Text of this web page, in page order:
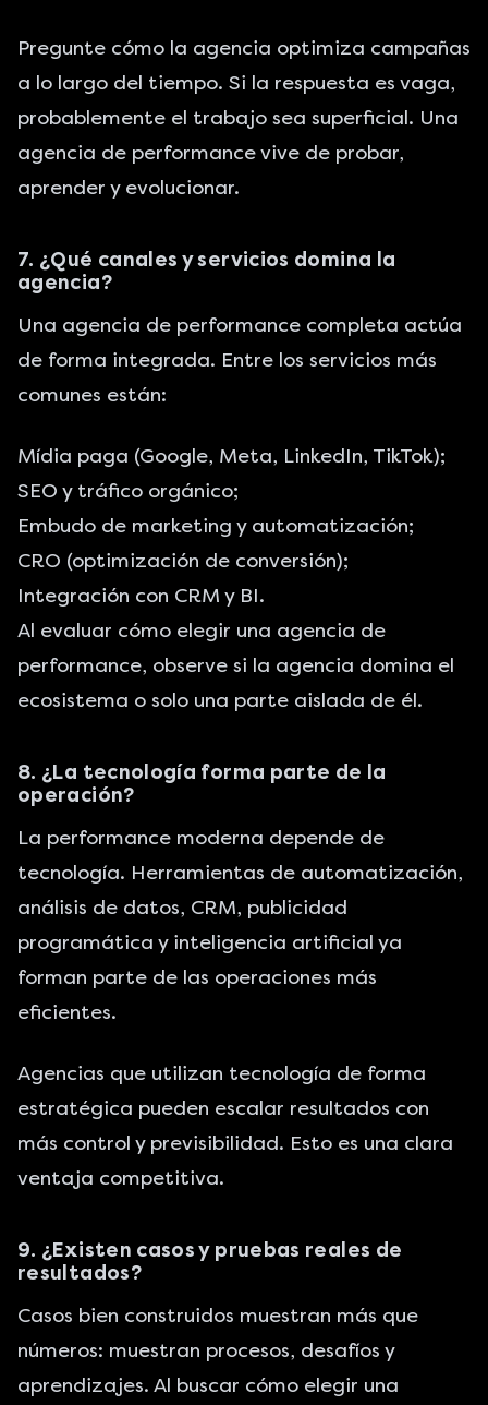
Pregunte cómo la agencia optimiza campañas
a lo largo del tiempo. Si la respuesta es vaga,
probablemente el trabajo sea superficial. Una
agencia de performance vive de probar,
aprender y evolucionar.
7. ¿Qué canales y servicios domina la
agencia?
Una agencia de performance completa actúa
de forma integrada. Entre los servicios más
comunes están:
Mídia paga (Google, Meta, LinkedIn, TikTok);
SEO y tráfico orgánico;
Embudo de marketing y automatización;
CRO (optimización de conversión);
Integración con CRM y BI.
Al evaluar cómo elegir una agencia de
performance, observe si la agencia domina el
ecosistema o solo una parte aislada de él.
8. ¿La tecnología forma parte de la
operación?
La performance moderna depende de
tecnología. Herramientas de automatización,
análisis de datos, CRM, publicidad
programática y inteligencia artificial ya
forman parte de las operaciones más
eficientes.
Agencias que utilizan tecnología de forma
estratégica pueden escalar resultados con
más control y previsibilidad. Esto es una clara
ventaja competitiva.
9. ¿Existen casos y pruebas reales de
resultados?
Casos bien construidos muestran más que
números: muestran procesos, desafíos y
aprendizajes. Al buscar cómo elegir una